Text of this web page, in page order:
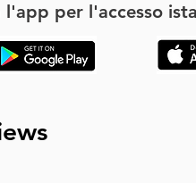
l'app per l'accesso